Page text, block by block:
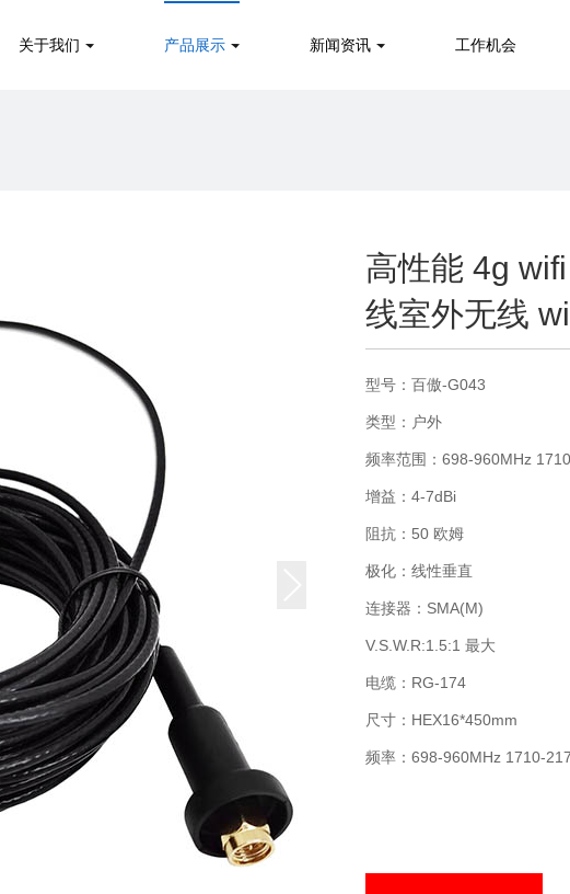
关于我们 产品展示 新闻资讯 工作机会
高性能 4g
线室外无线
型号：百傲-G043
类型：户外
频率范围：698-960MHz
增益：4-7dBi
阻抗：50 欧姆
极化：线性垂直
连接器：SMA(M)
V.S.W.R:1.5:1 最大
电缆：RG-174
尺寸：HEX16*450mm
频率：698-960MHz 1710-